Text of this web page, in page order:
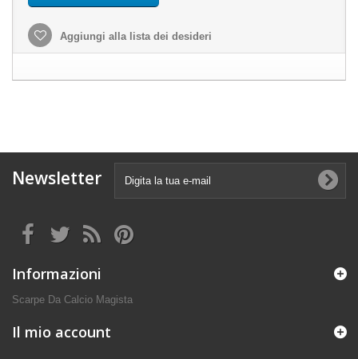
Aggiungi alla lista dei desideri
Newsletter
Informazioni
Scarpe Da Calcio Magista
Il mio account